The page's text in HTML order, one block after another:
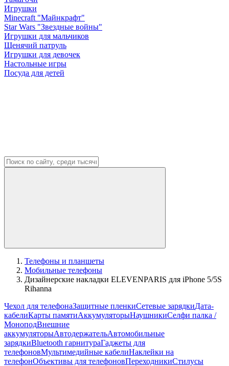
Игрушки
Minecraft "Майнкрафт"
Star Wars "Звездные войны"
Игрушки для мальчиков
Щенячий патруль
Игрушки для девочек
Настольные игры
Посуда для детей
Телефоны и планшеты
Мобильные телефоны
Дизайнерские накладки ELEVENPARIS для iPhone 5/5S
Rihanna
Чехол для телефонаЗащитные пленкиСетевые зарядкиДата-
кабелиКарты памятиАккумуляторыНаушникиСелфи палка /
МоноподВнешние
аккумуляторыАвтодержательАвтомобильные
зарядкиBluetooth гарнитураГаджеты для
телефоновМультимедийные кабелиНаклейки на
телефонОбъективы для телефоновПереходникиСтилусы